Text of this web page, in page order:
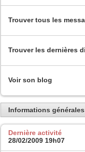
Trouver tous les
Trouver les dernières
Voir son blog
Informations générales
Dernière activité
28/02/2009 19h07